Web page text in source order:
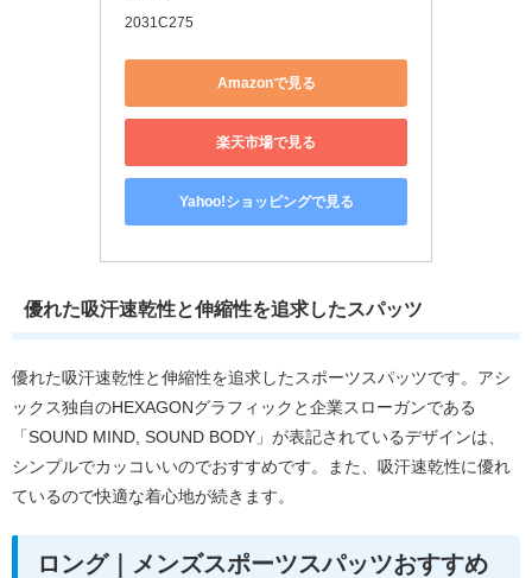
2031C275
Amazonで見る
楽天市場で見る
Yahoo!ショッピングで見る
優れた吸汗速乾性と伸縮性を追求したスパッツ
優れた吸汗速乾性と伸縮性を追求したスポーツスパッツです。アシ
ックス独自のHEXAGONグラフィックと企業スローガンである
「SOUND MIND, SOUND BODY」が表記されているデザインは、
シンプルでカッコいいのでおすすめです。また、吸汗速乾性に優れ
ているので快適な着心地が続きます。
ロング｜メンズスポーツスパッツおすすめ